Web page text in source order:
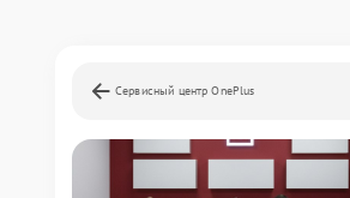
Сервисный центр OnePlus